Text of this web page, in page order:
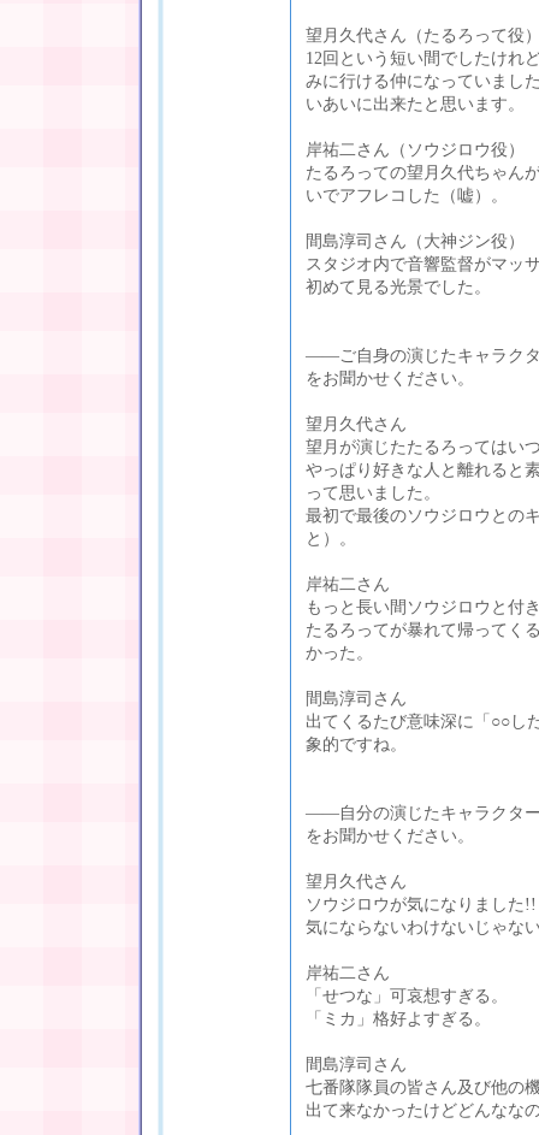
望月久代さん（たるろって役
12回という短い間でしたけれ
みに行ける仲になっていまし
いあいに出来たと思います。
岸祐二さん（ソウジロウ役）
たるろっての望月久代ちゃん
いでアフレコした（嘘）。
間島淳司さん（大神ジン役）
スタジオ内で音響監督がマッ
初めて見る光景でした。
――ご自身の演じたキャラク
をお聞かせください。
望月久代さん
望月が演じたたるろってはい
やっぱり好きな人と離れると
って思いました。
最初で最後のソウジロウとの
と）。
岸祐二さん
もっと長い間ソウジロウと付
たるろってが暴れて帰ってく
かった。
間島淳司さん
出てくるたび意味深に「○○し
象的ですね。
――自分の演じたキャラクタ
をお聞かせください。
望月久代さん
ソウジロウが気になりまし
気にならないわけないじゃな
岸祐二さん
「せつな」可哀想すぎる。
「ミカ」格好よすぎる。
間島淳司さん
七番隊隊員の皆さん及び他の
出て来なかったけどどんなな